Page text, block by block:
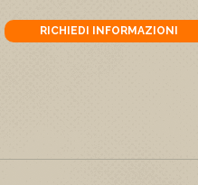
RICHIEDI INFORMAZIONI